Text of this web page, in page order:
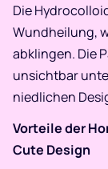
Die
Wundheilung,
abklingen. Die
unsichtbar
niedlichen
Vorteile der
Cute Design